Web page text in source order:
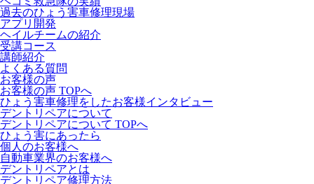
過去のひょう害車修理現場
アプリ開発
ヘイルチームの紹介
受講コース
講師紹介
よくある質問
お客様の声
お客様の声 TOPへ
ひょう害車修理をしたお客様インタビュー
デントリペアについて
デントリペアについて TOPへ
ひょう害にあったら
個人のお客様へ
自動車業界のお客様へ
デントリペアとは
デントリペア修理方法